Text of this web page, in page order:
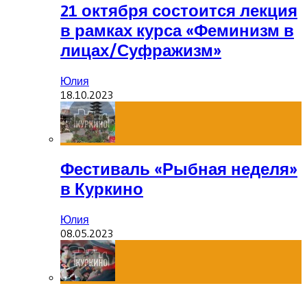
21 октября состоится лекция
в рамках курса «Феминизм в
лицах/Суфражизм»
Юлия
18.10.2023
Фестиваль «Рыбная неделя»
в Куркино
Юлия
08.05.2023